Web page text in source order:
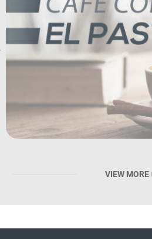
VIEW MORE